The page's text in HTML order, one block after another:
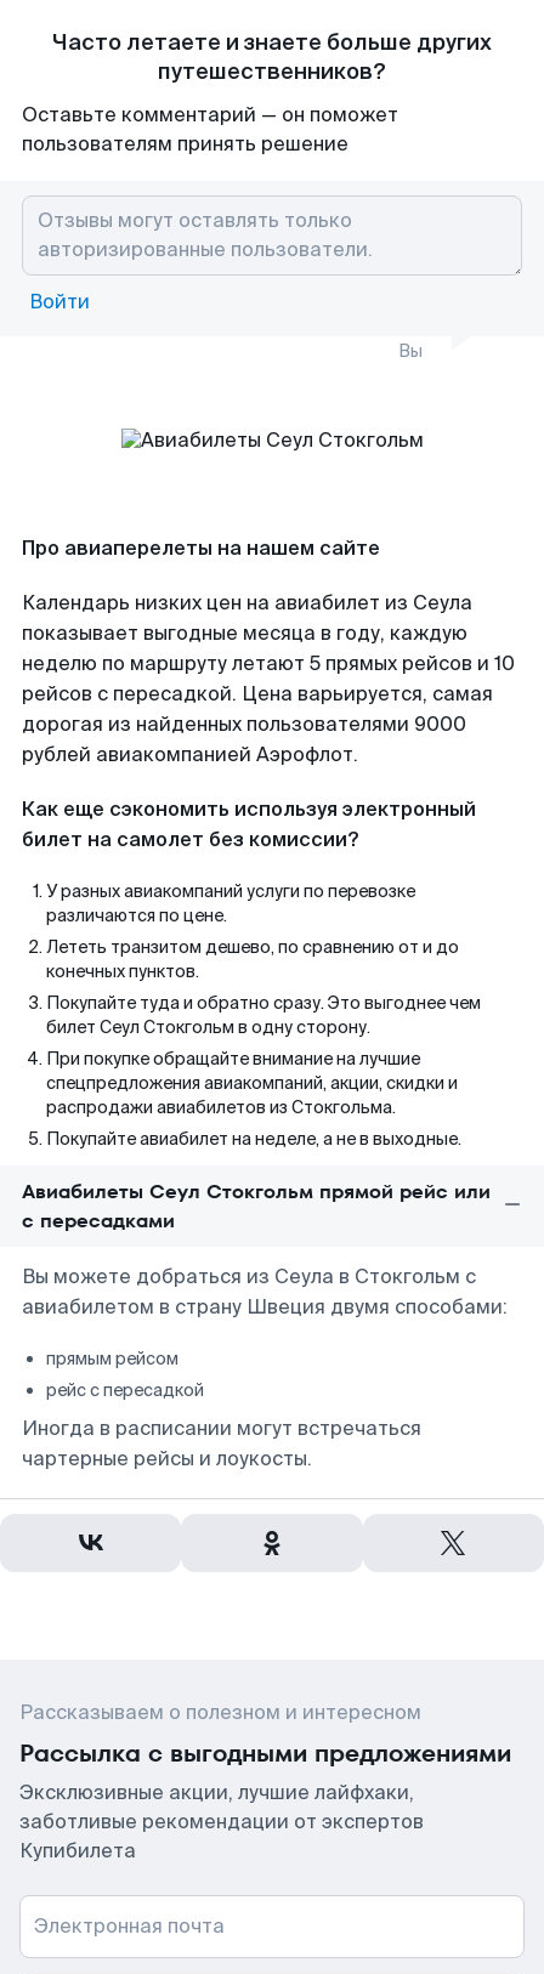
Часто летаете и знаете больше других
путешественников?
Оставьте комментарий — он поможет
пользователям принять решение
Войти
Вы
Про авиаперелеты на нашем сайте
Календарь низких цен на авиабилет из Сеула
показывает выгодные месяца в году, каждую
неделю по маршруту летают 5 прямых рейсов и 10
рейсов с пересадкой. Цена варьируется, самая
дорогая из найденных пользователями 9000
рублей авиакомпанией Аэрофлот.
Как еще сэкономить используя электронный
билет на самолет без комиссии?
У разных авиакомпаний услуги по перевозке
различаются по цене.
Лететь транзитом дешево, по сравнению от и до
конечных пунктов.
Покупайте туда и обратно сразу. Это выгоднее чем
билет Сеул Стокгольм в одну сторону.
При покупке обращайте внимание на лучшие
спецпредложения авиакомпаний, акции, скидки и
распродажи авиабилетов из Стокгольма.
Покупайте авиабилет на неделе, а не в выходные.
Авиабилеты Сеул Стокгольм прямой рейс или
с пересадками
Вы можете добраться из Сеула в Стокгольм с
авиабилетом в страну Швеция двумя способами:
прямым рейсом
рейс с пересадкой
Иногда в расписании могут встречаться
чартерные рейсы и лоукосты.
Рассказываем о полезном и интересном
Рассылка с выгодными предложениями
Эксклюзивные акции, лучшие лайфхаки,
заботливые рекомендации от экспертов
Купибилета
Электронная почта